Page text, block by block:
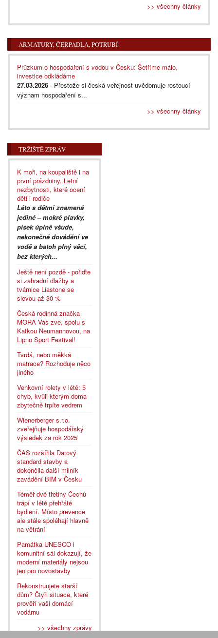
>> všechny články
ARMATURY, ČERPADLA, POTRUBÍ
Průzkum o hospodaření s vodou v Česku: Šetříme málo,
investice odkládáme
27.03.2026 - Přestože si česká veřejnost uvědomuje rostoucí
význam hospodaření s...
>> všechny články
TRŽIŠTĚ ZPRÁV
K moři, na koupaliště i na
první prázdniny. Letní
nezbytnosti, které ocení
děti i rodiče
Léto s dětmi znamená
jediné – mokré plavky,
písek úplně všude,
nekonečné dovádění ve
vodě a batoh plný věcí,
bez kterých...
Ještě není pozdě - pořiďte
si zahradní dlažby a
tvárnice Liastone se
slevou až 30 %
Česká rodinná značka
MORA Vás zve, spolu s
Katkou Neumannovou, na
Lipno Sport Festival!
Tvrdá, nebo měkká
matrace? Rozhoduje něco
jiného
Venkovní rolety v létě: 5
chyb, kvůli kterým doma
zbytečně trpíte vedrem
Wienerberger s.r.o.
zveřejňuje hospodářský
výsledek za rok 2025
ČAS rozšířila Datový
standard stavby a
dokončila další milník
zavádění BIM v Česku
Téměř dvě třetiny Čechů
trápí v létě přehřáté
bydlení. Místo prevence
ale stále spoléhají hlavně
na větrání
Památka UNESCO i
komunitní sál dokazují, že
moderní materiály nejsou
jen pro novostavby
Rekonstruujete starší
dům? Čtyři situace, které
prověří vaši domácí
vodárnu
>> všechny zprávy